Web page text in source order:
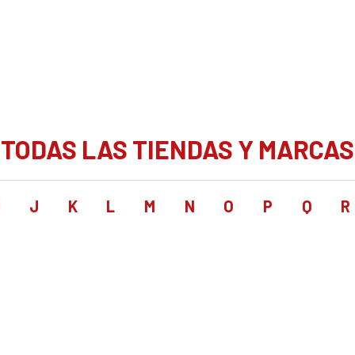
TODAS LAS TIENDAS Y MARCAS
J K L M N O P Q R